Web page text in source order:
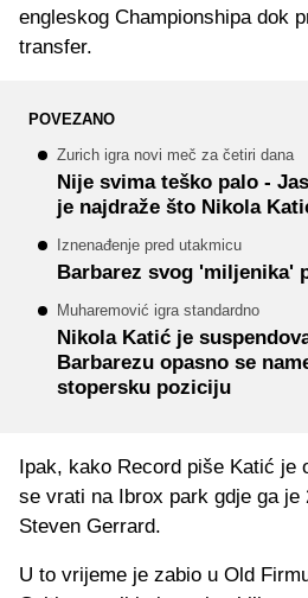
engleskog Championshipa dok
transfer.
POVEZANO
Zurich igra novi meč za četiri dana
Nije svima teško palo -
je najdraže što Nikola
Iznenađenje pred utakmicu
Barbarez svog 'miljenika'
Muharemović igra standardno
Nikola Katić je
Barbarezu opasno se
stopersku poziciju
Ipak, kako Record piše Katić je
se vrati na Ibrox park gdje ga je
Steven Gerrard.
U to vrijeme je zabio u Old